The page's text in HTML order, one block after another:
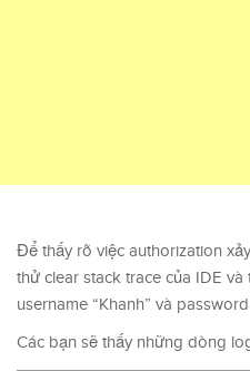
Để thấy rõ việc authorization
thử clear stack trace của IDE
username “Khanh” và
Các bạn sẽ thấy những dòng